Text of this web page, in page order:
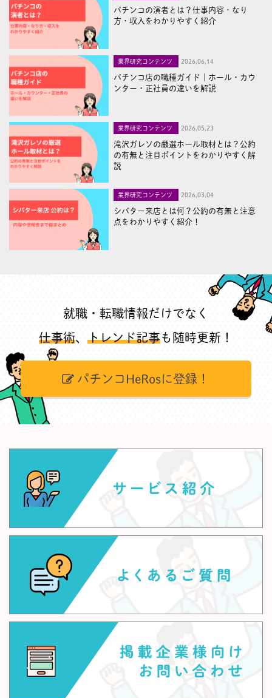
パチンコの演者とは？仕事内容・なり
方・収入をわかりやすく紹介
業界研究コンテンツ 2026,06,14
パチンコ店の職種ガイド｜ホール・カウ
ンター・正社員の違いを解説
業界研究コンテンツ 2026,05,23
滝沢ガレソの厳選ホール取材とは？公約
の有無と注目ポイントをわかりやすく解
説
業界研究コンテンツ 2026,03,04
シバター来店とは何？公約の有無と注意
点をわかりやすく紹介！
就職・転職情報だけでなく
仕事術、 トレンド記事も随時更新！
パチンコHeRosに登録！